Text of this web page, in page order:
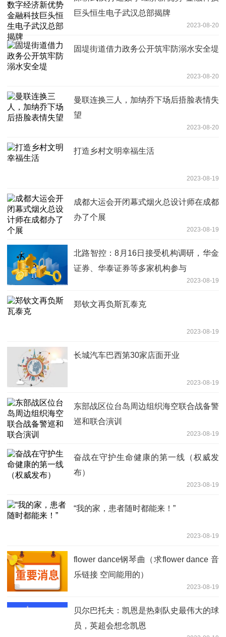
巨头恒生电子武汉总部揭牌
2023-08-20
固堤街道借力政务公开筑牢防溺水安全堤
2023-08-20
曼联连换三人，加纳乔下场后捂脸表情失
望
2023-08-20
打造乡村文明幸福生活
2023-08-19
成都大运会开闭幕式烟火总设计师在成都
办了个展
2023-08-19
北路智控：8月16日接受机构调研，华金
证券、华泰证券等多家机构参与
2023-08-19
郑钦文再负斯瓦泰克
2023-08-19
长城汽车巴西第30家店面开业
2023-08-19
东部战区位台岛周边组织海空联合战备警
巡和联合演训
2023-08-19
奋战在守护生命健康的第一线（权威发
布）
2023-08-19
“我的家，患者随时都能来！”
2023-08-19
flower dance钢琴曲（求flower dance 音
乐链接 空间能用的）
2023-08-19
贝尔巴托夫：凯恩是热刺队史最伟大的球
员，英超会想念凯恩